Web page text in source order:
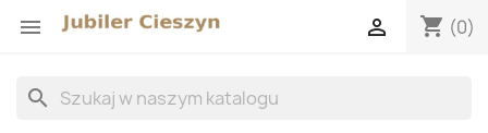
 shopping_cart (0)

search